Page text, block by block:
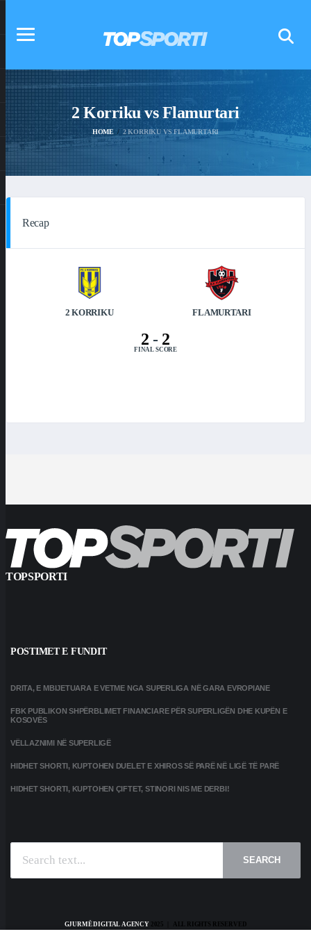
2 Korriku vs Flamurtari
HOME 2 KORRIKU VS FLAMURTARI
Recap
2 KORRIKU FLAMURTARI
2- 2
FINAL SCORE
TOPSPORTI
POSTIMET E FUNDIT
DRITA, E MBIJETUARA E VETME NGA SUPERLIGA NË GARA EVROPIANE
FBK PUBLIKON SHPËRBLIMET FINANCIARE PËR SUPERLIGËN DHE KUPËN E
KOSOVËS
VËLLAZNIMI NË SUPERLIGË
HIDHET SHORTI, KUPTOHEN DUELET E XHIROS SË PARË NË LIGË TË PARË
HIDHET SHORTI, KUPTOHEN ÇIFTET, STINORI NIS ME DERBI!
SEARCH
GJURMË DIGITAL AGENCY2025 | ALL RIGHTS RESERVED